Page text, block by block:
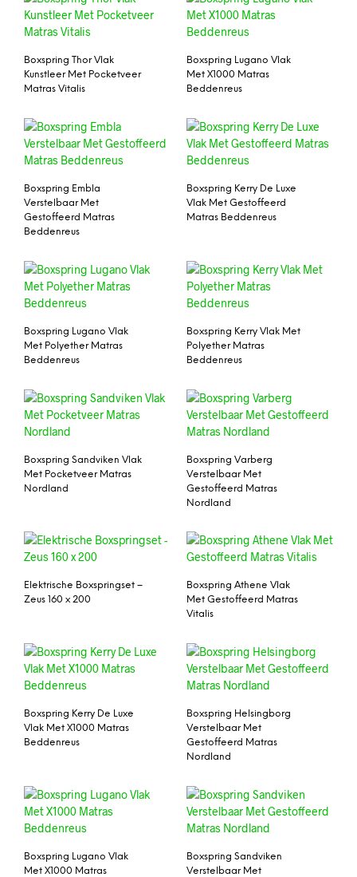
Boxspring Thor Vlak
Kunstleer Met Pocketveer
Matras Vitalis
Boxspring Lugano Vlak
Met X1000 Matras
Beddenreus
Boxspring Embla
Verstelbaar Met
Gestoffeerd Matras
Beddenreus
Boxspring Kerry De Luxe
Vlak Met Gestoffeerd
Matras Beddenreus
Boxspring Lugano Vlak
Met Polyether Matras
Beddenreus
Boxspring Kerry Vlak Met
Polyether Matras
Beddenreus
Boxspring Sandviken Vlak
Met Pocketveer Matras
Nordland
Boxspring Varberg
Verstelbaar Met
Gestoffeerd Matras
Nordland
Elektrische Boxspringset –
Zeus 160 x 200
Boxspring Athene Vlak
Met Gestoffeerd Matras
Vitalis
Boxspring Kerry De Luxe
Vlak Met X1000 Matras
Beddenreus
Boxspring Helsingborg
Verstelbaar Met
Gestoffeerd Matras
Nordland
Boxspring Lugano Vlak
Met X1000 Matras
Boxspring Sandviken
Verstelbaar Met